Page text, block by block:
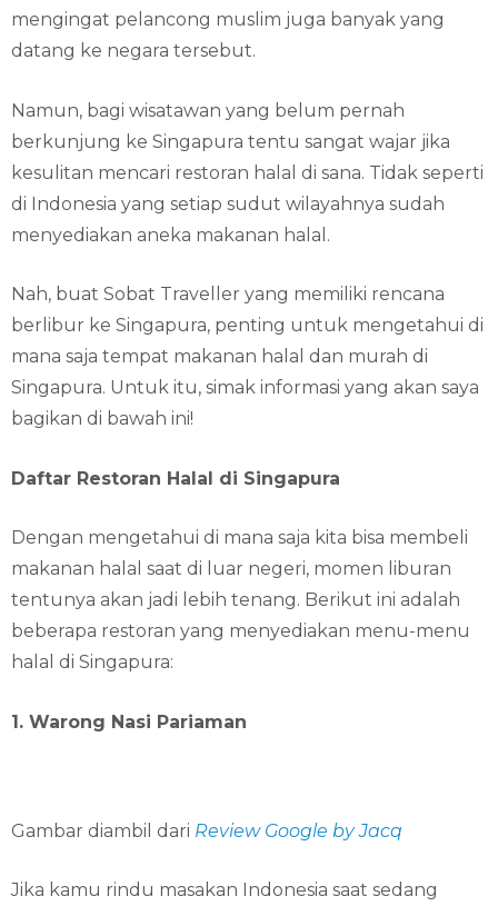
mengingat pelancong muslim juga banyak yang
datang ke negara tersebut.
Namun, bagi wisatawan yang belum pernah
berkunjung ke Singapura tentu sangat wajar jika
kesulitan mencari restoran halal di sana. Tidak seperti
di Indonesia yang setiap sudut wilayahnya sudah
menyediakan aneka makanan halal.
Nah, buat Sobat Traveller yang memiliki rencana
berlibur ke Singapura, penting untuk mengetahui di
mana saja tempat makanan halal dan murah di
Singapura. Untuk itu, simak informasi yang akan saya
bagikan di bawah ini!
Daftar Restoran Halal di Singapura
Dengan mengetahui di mana saja kita bisa membeli
makanan halal saat di luar negeri, momen liburan
tentunya akan jadi lebih tenang. Berikut ini adalah
beberapa restoran yang menyediakan menu-menu
halal di Singapura:
1. Warong Nasi Pariaman
Gambar diambil dari Review Google by Jacq
Jika kamu rindu masakan Indonesia saat sedang